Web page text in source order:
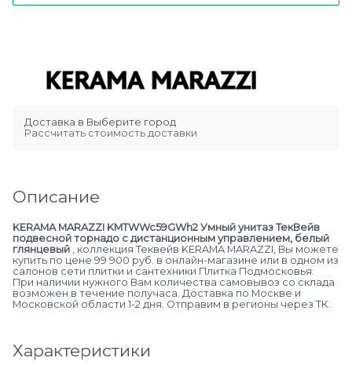
Доставка в Выберите город
Рассчитать стоимость доставки
Описание
KERAMA MARAZZI KMTWWc59GWh2 Умный унитаз ТекВейв
подвесной торнадо с дистанционным управлением, белый
глянцевый , коллекция Теквейв KERAMA MARAZZI, Вы можете
купить по цене 99 900 руб. в онлайн-магазине или в одном из
салонов сети плитки и сантехники Плитка Подмосковья.
При наличии нужного Вам количества самовывоз со склада
возможен в течение получаса. Доставка по Москве и
Московской области 1-2 дня. Отправим в регионы через ТК.
Характеристики